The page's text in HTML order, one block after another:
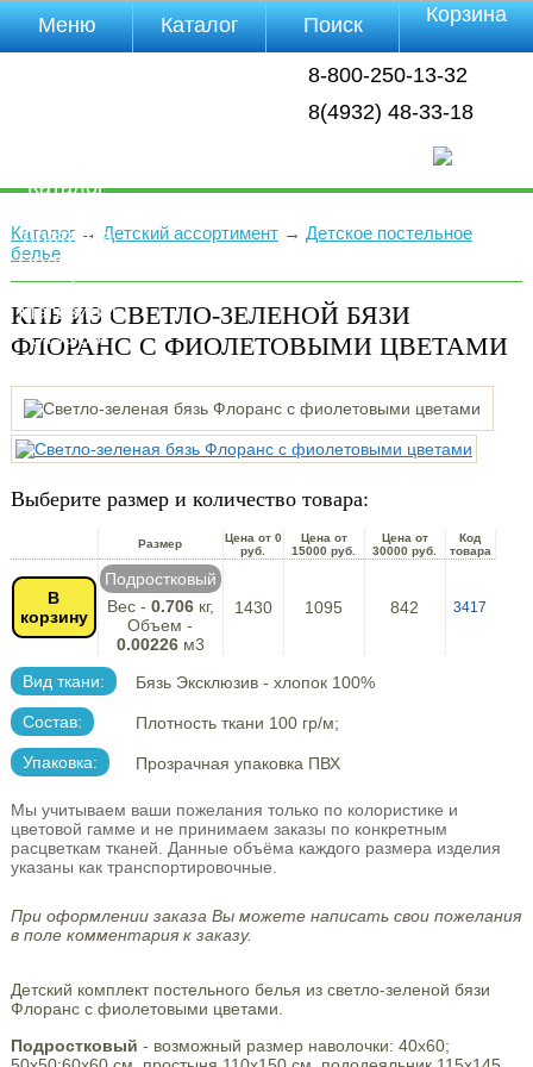
8-800-250-13-32
8(4932) 48-33-18
Каталог→ Детский ассортимент→ Детское постельное
белье
КПБ ИЗ СВЕТЛО-ЗЕЛЕНОЙ БЯЗИ
ФЛОРАНС С ФИОЛЕТОВЫМИ ЦВЕТАМИ
Выберите размер и количество товара:
Размер
Цена от 0
руб.
Цена от
15000 руб.
Цена от
30000 руб.
Код
товара
В
корзину
Подростковый
Вес - 0.706кг,
Объем -
0.00226м3
1430 1095 842 3417
Вид ткани: Бязь Эксклюзив - хлопок 100%
Состав: Плотность ткани 100 гр/м;
Упаковка: Прозрачная упаковка ПВХ
Мы учитываем ваши пожелания только по колористике и
цветовой гамме и не принимаем заказы по конкретным
расцветкам тканей. Данные объёма каждого размера изделия
указаны как транспортировочные.
При оформлении заказа Вы можете написать свои пожелания
в поле комментария к заказу.
Детский комплект постельного белья из светло-зеленой бязи
Флоранс с фиолетовыми цветами.
Подростковый - возможный размер наволочки: 40х60;
Меню
Каталог
Доставка
Полезная
инфа
Магазины
Отзывы
Видео
Каталог Поиск Корзина